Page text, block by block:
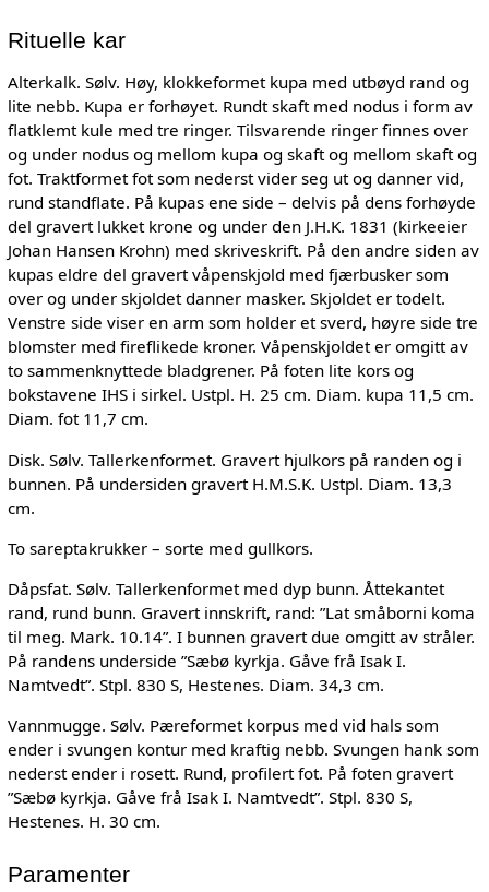
Rituelle kar
Alterkalk. Sølv. Høy, klokkeformet kupa med utbøyd rand og
lite nebb. Kupa er forhøyet. Rundt skaft med nodus i form av
flatklemt kule med tre ringer. Tilsvarende ringer finnes over
og under nodus og mellom kupa og skaft og mellom skaft og
fot. Traktformet fot som nederst vider seg ut og danner vid,
rund standflate. På kupas ene side – delvis på dens forhøyde
del gravert lukket krone og under den J.H.K. 1831 (kirkeeier
Johan Hansen Krohn) med skriveskrift. På den andre siden av
kupas eldre del gravert våpenskjold med fjærbusker som
over og under skjoldet danner masker. Skjoldet er todelt.
Venstre side viser en arm som holder et sverd, høyre side tre
blomster med fireflikede kroner. Våpenskjoldet er omgitt av
to sammenknyttede bladgrener. På foten lite kors og
bokstavene IHS i sirkel. Ustpl. H. 25 cm. Diam. kupa 11,5 cm.
Diam. fot 11,7 cm.
Disk. Sølv. Tallerkenformet. Gravert hjulkors på randen og i
bunnen. På undersiden gravert H.M.S.K. Ustpl. Diam. 13,3
cm.
To sareptakrukker – sorte med gullkors.
Dåpsfat. Sølv. Tallerkenformet med dyp bunn. Åttekantet
rand, rund bunn. Gravert innskrift, rand: ”Lat småborni koma
til meg. Mark. 10.14”. I bunnen gravert due omgitt av stråler.
På randens underside ”Sæbø kyrkja. Gåve frå Isak I.
Namtvedt”. Stpl. 830 S, Hestenes. Diam. 34,3 cm.
Vannmugge. Sølv. Pæreformet korpus med vid hals som
ender i svungen kontur med kraftig nebb. Svungen hank som
nederst ender i rosett. Rund, profilert fot. På foten gravert
”Sæbø kyrkja. Gåve frå Isak I. Namtvedt”. Stpl. 830 S,
Hestenes. H. 30 cm.
Paramenter